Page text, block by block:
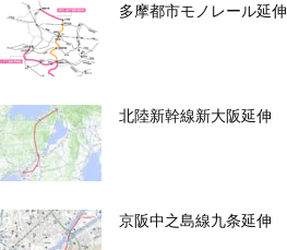
多摩都市モノレール延伸
北陸新幹線新大阪延伸
京阪中之島線九条延伸